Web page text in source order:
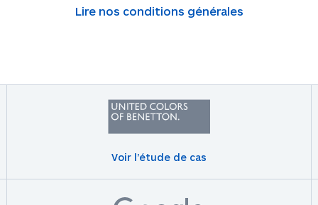
Lire nos conditions générales
Voir l’étude de cas